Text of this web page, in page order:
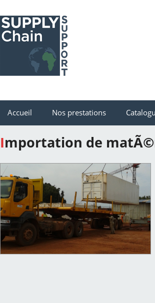
Accueil Nos prestations
Importation de